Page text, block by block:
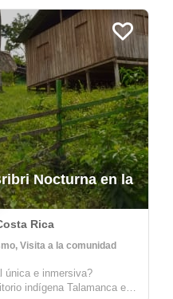
Nocturna en la
Rica
Visita a la comunidad
única e inmersiva?
indígena Talamanca en